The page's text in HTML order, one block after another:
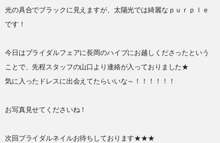
光の具合でブラックに見えますが、太陽光では綺麗なｐｕｒｐｌｅ
です！
今日はブライダルフェアに長岡のハイブにお越しくださったという
ことで、先程スタッフの山口より連絡が入っておりました★
気に入ったドレスに出会えてたらいいな～！！！！！！
お写真見せてくださいね！
次回ブライダルネイルお待ちしております★★★